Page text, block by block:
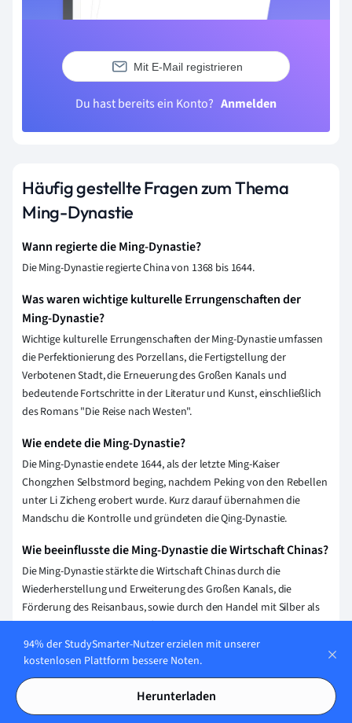
Mit E-Mail registrieren
Du hast bereits ein Konto? Anmelden
Häufig gestellte Fragen zum Thema
Ming-Dynastie
Wann regierte die Ming-Dynastie?
Die Ming-Dynastie regierte China von 1368 bis 1644.
Was waren wichtige kulturelle Errungenschaften der
Ming-Dynastie?
Wichtige kulturelle Errungenschaften der Ming-Dynastie umfassen
die Perfektionierung des Porzellans, die Fertigstellung der
Verbotenen Stadt, die Erneuerung des Großen Kanals und
bedeutende Fortschritte in der Literatur und Kunst, einschließlich
des Romans "Die Reise nach Westen".
Wie endete die Ming-Dynastie?
Die Ming-Dynastie endete 1644, als der letzte Ming-Kaiser
Chongzhen Selbstmord beging, nachdem Peking von den Rebellen
unter Li Zicheng erobert wurde. Kurz darauf übernahmen die
Mandschu die Kontrolle und gründeten die Qing-Dynastie.
Wie beeinflusste die Ming-Dynastie die Wirtschaft Chinas?
Die Ming-Dynastie stärkte die Wirtschaft Chinas durch die
Wiederherstellung und Erweiterung des Großen Kanals, die
Förderung des Reisanbaus, sowie durch den Handel mit Silber als
Währungsstandard. Zudem führte der Ausbau der Seiden- und
Keramikproduktion zu einer Blüte des Handels.
Wer waren bedeutende Herrscher der Ming-Dynastie?
Bedeutende Herrscher der Ming-Dynastie waren unter anderem
Hongwu, der die Dynastie gründete, Yongle, bekannt für den Bau
94% der StudySmarter-Nutzer erzielen mit unserer
kostenlosen Plattform bessere Noten.
Herunterladen